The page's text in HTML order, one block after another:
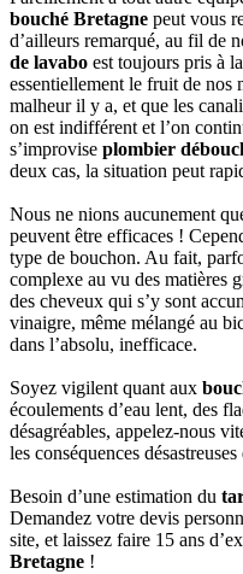
bouché Bretagne peut vous
d’ailleurs remarqué, au fil de
de lavabo est toujours pris à
essentiellement le fruit de nos
malheur il y a, et que les
on est indifférent et l’on
s’improvise plombier
deux cas, la situation peut
Nous ne nions aucunement
peuvent être efficaces !
type de bouchon. Au fait,
complexe au vu des matières
des cheveux qui s’y sont
vinaigre, même mélangé au
dans l’absolu, inefficace.
Soyez vigilent quant aux
écoulements d’eau lent, des
désagréables, appelez-nous
les conséquences
Besoin d’une estimation du
Demandez votre devis
site, et laissez faire 15 ans
Bretagne !